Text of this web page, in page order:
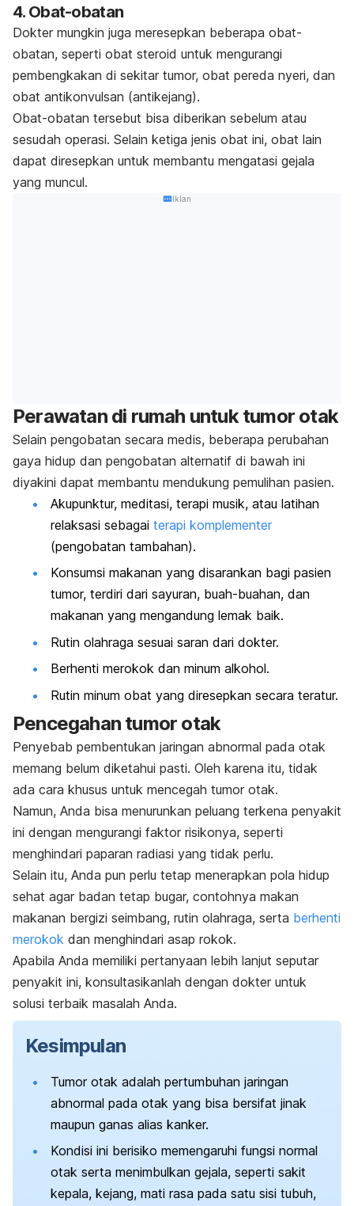
4. Obat-obatan
Dokter mungkin juga meresepkan beberapa obat-
obatan, seperti obat steroid untuk mengurangi
pembengkakan di sekitar tumor, obat pereda nyeri, dan
obat antikonvulsan (antikejang).
Obat-obatan tersebut bisa diberikan sebelum atau
sesudah operasi. Selain ketiga jenis obat ini, obat lain
dapat diresepkan untuk membantu mengatasi gejala
yang muncul.
Iklan
Perawatan di rumah untuk tumor otak
Selain pengobatan secara medis, beberapa perubahan
gaya hidup dan pengobatan alternatif di bawah ini
diyakini dapat membantu mendukung pemulihan pasien.
Akupunktur, meditasi, terapi musik, atau latihan
relaksasi sebagai terapi komplementer
(pengobatan tambahan).
Konsumsi makanan yang disarankan bagi pasien
tumor, terdiri dari sayuran, buah-buahan, dan
makanan yang mengandung lemak baik.
Rutin olahraga sesuai saran dari dokter.
Berhenti merokok dan minum alkohol.
Rutin minum obat yang diresepkan secara teratur.
Pencegahan tumor otak
Penyebab pembentukan jaringan abnormal pada otak
memang belum diketahui pasti. Oleh karena itu, tidak
ada cara khusus untuk mencegah tumor otak.
Namun, Anda bisa menurunkan peluang terkena penyakit
ini dengan mengurangi faktor risikonya, seperti
menghindari paparan radiasi yang tidak perlu.
Selain itu, Anda pun perlu tetap menerapkan pola hidup
sehat agar badan tetap bugar, contohnya makan
makanan bergizi seimbang, rutin olahraga, serta berhenti
merokok dan menghindari asap rokok.
Apabila Anda memiliki pertanyaan lebih lanjut seputar
penyakit ini, konsultasikanlah dengan dokter untuk
solusi terbaik masalah Anda.
Kesimpulan
Tumor otak adalah pertumbuhan jaringan
abnormal pada otak yang bisa bersifat jinak
maupun ganas alias kanker.
Kondisi ini berisiko memengaruhi fungsi normal
otak serta menimbulkan gejala, seperti sakit
kepala, kejang, mati rasa pada satu sisi tubuh,